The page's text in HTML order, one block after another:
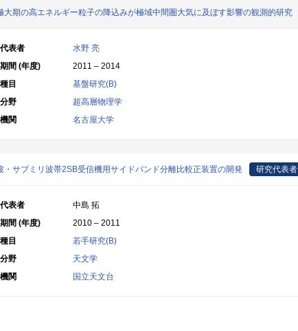
大期の高エネルギー粒子の降込みが極域中間圏大気に及ぼす影響の観測的研究
表者
水野 亮
間 (年度)
2011 – 2014
目
基盤研究(B)
野
超高層物理学
関
名古屋大学
・サブミリ波帯2SB受信機用サイドバンド分離比較正装置の開発 研究代表者
表者
中島 拓
間 (年度)
2010 – 2011
目
若手研究(B)
野
天文学
関
国立天文台